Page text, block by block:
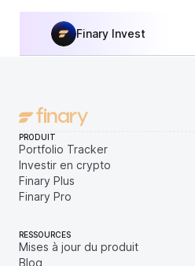
Finary Invest
PRODUIT
Portfolio Tracker
Investir en crypto
Finary Plus
Finary Pro
RESSOURCES
Mises à jour du produit
Blog